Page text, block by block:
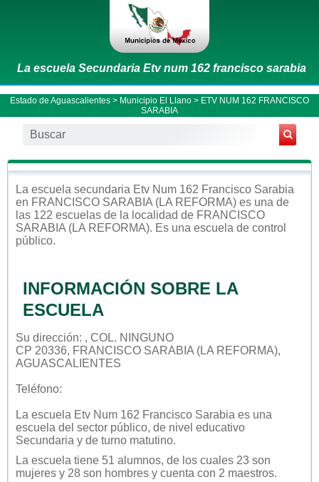
La escuela Secundaria Etv num 162 francisco sarabia
Estado de Aguascalientes > Municipio El Llano > ETV NUM 162 FRANCISCO
SARABIA
La escuela secundaria Etv Num 162 Francisco Sarabia
en FRANCISCO SARABIA (LA REFORMA) es una de
las 122 escuelas de la localidad de FRANCISCO
SARABIA (LA REFORMA). Es una escuela de control
público.
INFORMACIÓN SOBRE LA
ESCUELA
Su dirección: , COL. NINGUNO
CP 20336, FRANCISCO SARABIA (LA REFORMA),
AGUASCALIENTES
Teléfono:
La escuela Etv Num 162 Francisco Sarabia es una
escuela del sector público, de nivel educativo
Secundaria y de turno matutino.
La escuela tiene 51 alumnos, de los cuales 23 son
mujeres y 28 son hombres y cuenta con 2 maestros.